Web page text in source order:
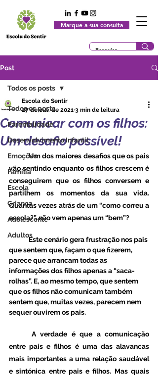
Marque a sua consulta
Post
Todos os posts
Parentalidade
Desenvolvimento Infantil
Emoções
Família
Escola
Criança
Adolescente
Adultos
Todos os posts
Comunicar com os filhos:
Um desafio possível!
Escola do Sentir
27 de out. de 2021 3 min de leitura
	Um dos maiores desafios que os pais
vão sentindo enquanto os filhos crescem é
conseguirem que os filhos conversem e
partilhem os momentos da sua vida.
Quantas vezes atrás de um “como correu a
escola?”, não vem apenas um “bem”?
	Este cenário gera frustração nos pais
que sentem que, façam o que fizerem,
parece que arrancam todas as
informações dos filhos apenas a “saca-
rolhas”. E, ao mesmo tempo, que sentem
que os filhos não comunicam também
sentem que, muitas vezes, parecem nem
sequer ouvirem os pais.
entre pais e filhos é uma das alavancas
mais importantes a uma relação saudável
e sintónica entre pais e filhos. Mas quais